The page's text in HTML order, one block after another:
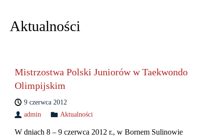
Aktualności
Mistrzostwa Polski Juniorów w Taekwondo
Olimpijskim
9 czerwca 2012
admin
Aktualności
W dniach 8 – 9 czerwca 2012 r., w Bornem Sulinowie